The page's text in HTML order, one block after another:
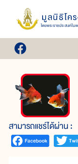
สามารถแชร์ได้ผ่าน :